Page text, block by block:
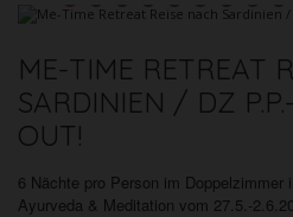
ME-TIME RETREAT
SARDINIEN / DZ
OUT!
6 Nächte pro Person im Doppelzimmer
Ayurveda & Meditation vom 27.5.-